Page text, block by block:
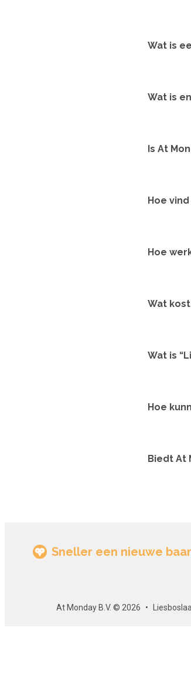
Wat is
Wat is
Is At
Hoe
Hoe
Wat kost
Wat is
Hoe
Biedt At
Sneller een nieuwe
At Monday B.V. © 2026